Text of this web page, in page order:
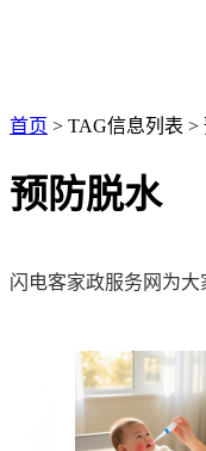
首页 > TAG信息列表 >
预防脱水
闪电客家政服务网为